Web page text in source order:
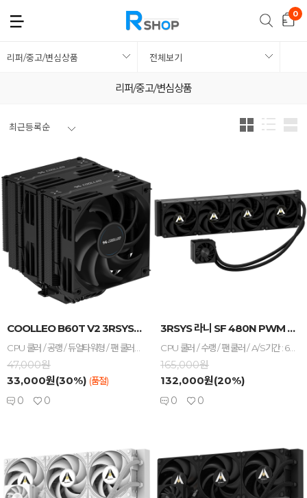
리퍼/중고/변심상품 전체보기
리퍼/중고/변심상품
최근등록순
COOLLEO B60T V2 3RSYS BLACK ...
47,000원
33,000원(30%) (품절)
0 0
3RSYS 라니 SF 480N PWM BLACK (...
CPU 쿨러 / 수랭 / 팬 쿨러 / A/S기간 : 6년+누수보상 / [호환/크기] 인텔 소켓 : LGA1851 , LGA1700 , LGA1200 , LGA115x / AMD 소켓 : AM5 , AM4 / [수랭] 라디에이터 : 4열 / 라디에이터 길이 : 517mm / 라디에이터 두께 : 27mm / 호스 길이 : 530mm / [쿨링팬] 팬 크기 : 120mm / 팬 개수 : 4개 / 28T / 3-4핀 / 베어링 : 볼 / 2350 RPM / 최대 풍량 : 84.5 CFM / 풍압(정압) : 4.8mmH₂O / 최대 팬소음 : 30.5dBA / 작동전압 : 팬 12V , LED 5V / [부가기능] LED 라이트 / PWM 지원 / 데이지체인 / non-LED / [구성품/기타] 구성품 : 써멀컴파운드 / 써멀유형 : 주사기형 / 열전도율 : 15.6W/(m·K)
165,000원
132,000원(20%)
0
0